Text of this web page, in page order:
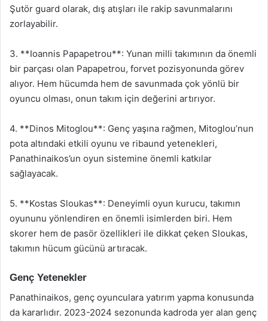
Şutör guard olarak, dış atışları ile rakip savunmalarını
zorlayabilir.
3. **Ioannis Papapetrou**: Yunan milli takımının da önemli
bir parçası olan Papapetrou, forvet pozisyonunda görev
alıyor. Hem hücumda hem de savunmada çok yönlü bir
oyuncu olması, onun takım için değerini artırıyor.
4. **Dinos Mitoglou**: Genç yaşına rağmen, Mitoglou’nun
pota altındaki etkili oyunu ve ribaund yetenekleri,
Panathinaikos’un oyun sistemine önemli katkılar
sağlayacak.
5. **Kostas Sloukas**: Deneyimli oyun kurucu, takımın
oyununu yönlendiren en önemli isimlerden biri. Hem
skorer hem de pasör özellikleri ile dikkat çeken Sloukas,
takımın hücum gücünü artıracak.
Genç Yetenekler
Panathinaikos, genç oyunculara yatırım yapma konusunda
da kararlıdır. 2023-2024 sezonunda kadroda yer alan genç